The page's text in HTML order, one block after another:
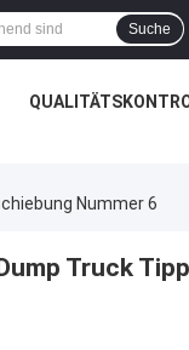
Suche
Nummer 6
Truck